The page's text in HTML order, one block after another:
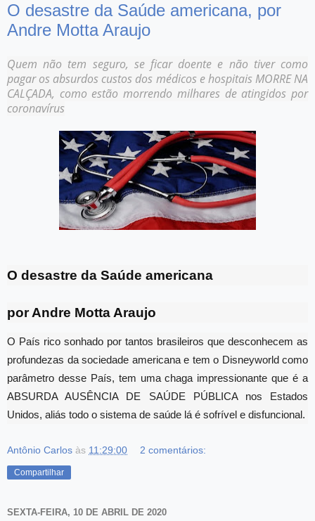
O desastre da Saúde americana, por
Andre Motta Araujo
Quem não tem seguro, se ficar doente e não tiver como
pagar os absurdos custos dos médicos e hospitais MORRE NA
CALÇADA, como estão morrendo milhares de atingidos por
coronavírus
O desastre da Saúde americana
por Andre Motta Araujo
O País rico sonhado por tantos brasileiros que desconhecem as
profundezas da sociedade americana e tem o Disneyworld como
parâmetro desse País, tem uma chaga impressionante que é a
ABSURDA AUSÊNCIA DE SAÚDE PÚBLICA nos Estados
Unidos, aliás todo o sistema de saúde lá é sofrível e disfuncional.
Antônio Carlos às 11:29:00 2 comentários:
Compartilhar
SEXTA-FEIRA, 10 DE ABRIL DE 2020